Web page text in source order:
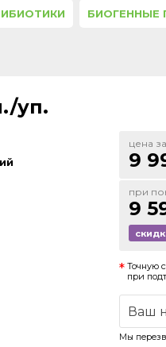
БИОГЕННЫЕ
уп.
цена
9
при
9
Точную
при
Мы